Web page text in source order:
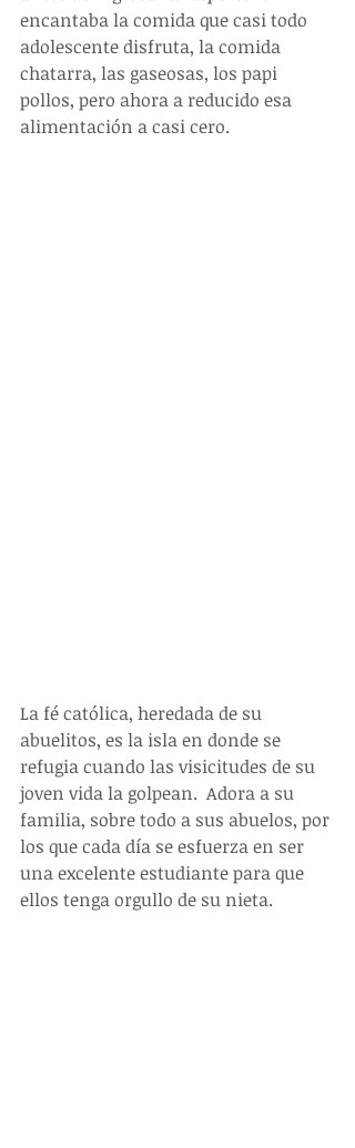
encantaba la comida que casi todo
adolescente disfruta, la comida
chatarra, las gaseosas, los papi
pollos, pero ahora a reducido esa
alimentación a casi cero.
La fé católica, heredada de su
abuelitos, es la isla en donde se
refugia cuando las visicitudes de su
joven vida la golpean.  Adora a su
familia, sobre todo a sus abuelos, por
los que cada día se esfuerza en ser
una excelente estudiante para que
ellos tenga orgullo de su nieta.